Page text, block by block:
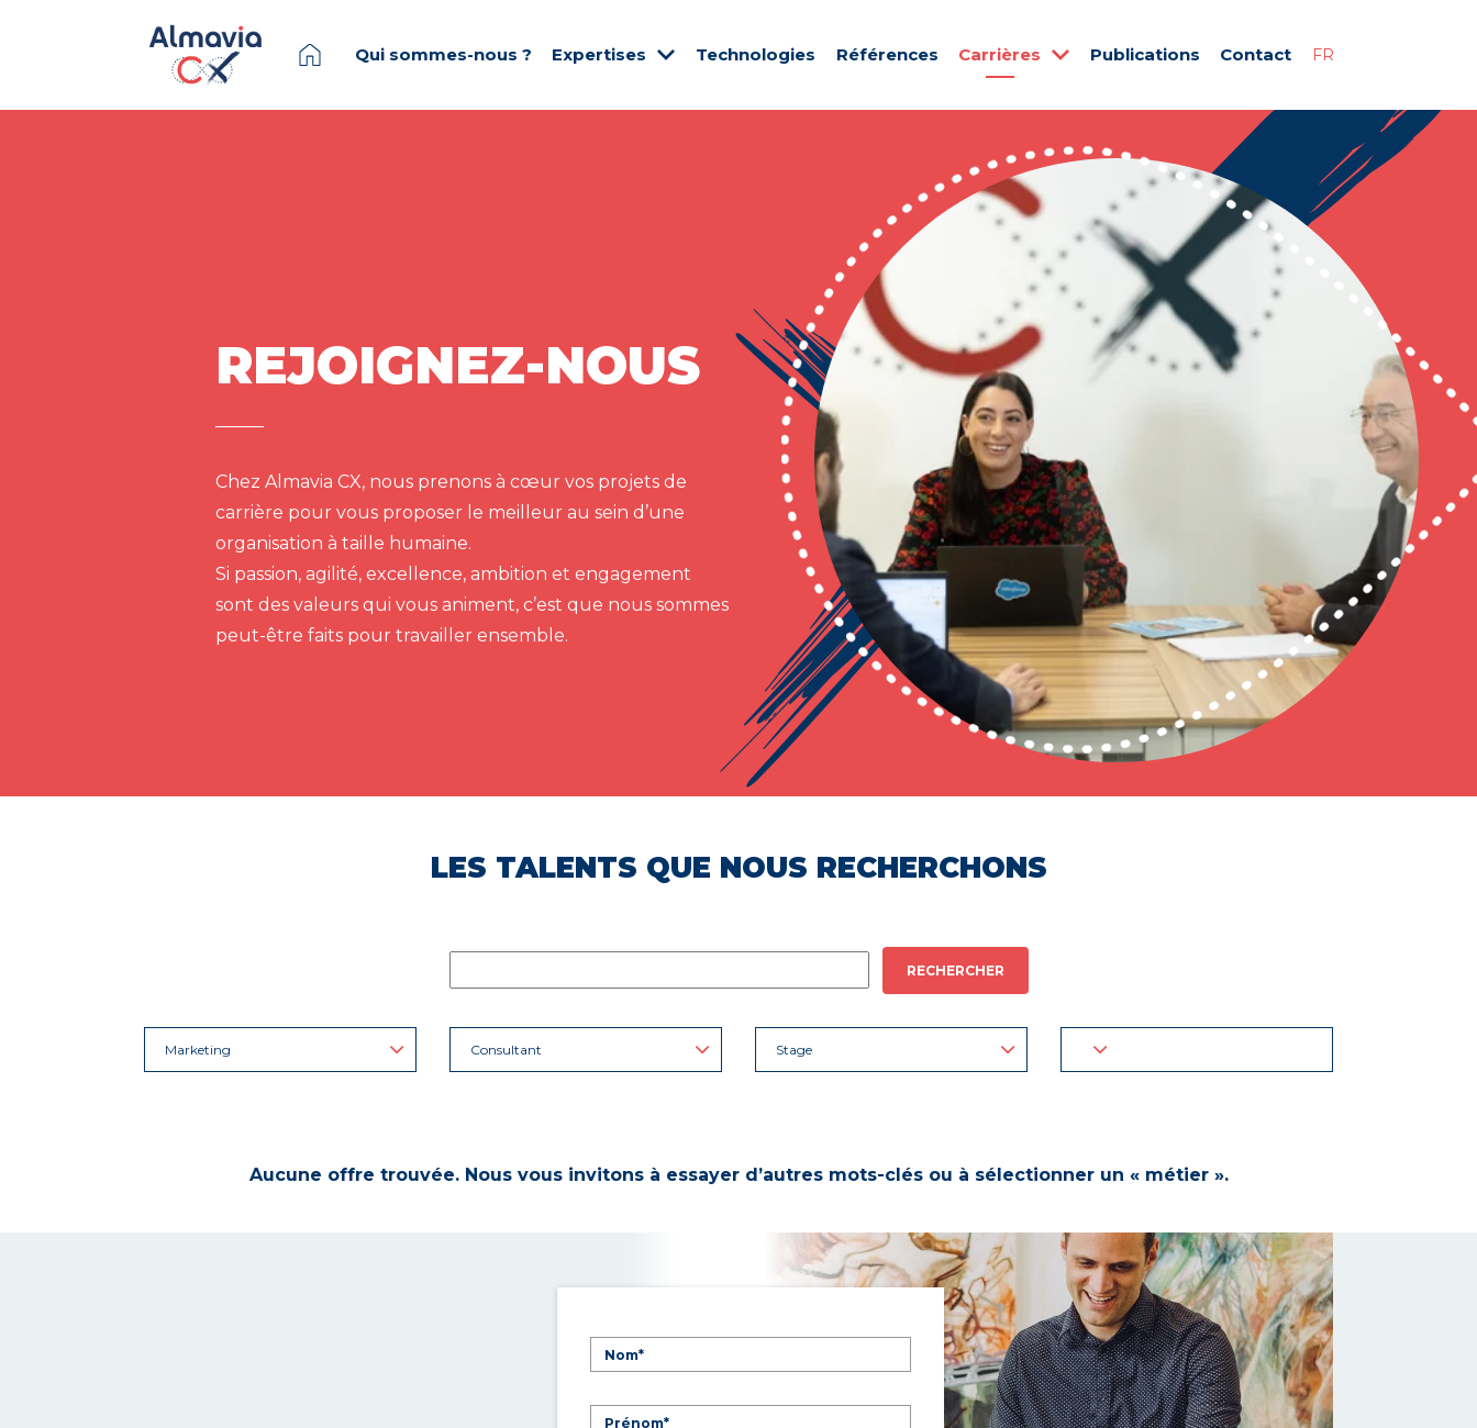
Qui sommes-nous ? Expertises Technologies Références Carrières Publications Contact FR
REJOIGNEZ-NOUS
Chez Almavia CX, nous prenons à cœur vos projets de
carrière pour vous proposer le meilleur au sein d’une
organisation à taille humaine.
Si passion, agilité, excellence, ambition et engagement
sont des valeurs qui vous animent, c’est que nous sommes
peut-être faits pour travailler ensemble.
LES TALENTS QUE NOUS RECHERCHONS
RECHERCHER
Marketing Consultant Stage
Aucune offre trouvée. Nous vous invitons à essayer d’autres mots-clés ou à sélectionner un « métier ».